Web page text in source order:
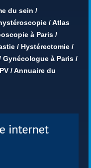
du sein /
/Atlas
à Paris /
/ Hystérectomie /
Gynécologue à Paris /
/Annuaire du